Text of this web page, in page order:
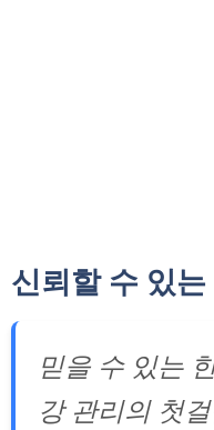
신뢰할 수 있
믿을 수 있는
강 관리의 첫